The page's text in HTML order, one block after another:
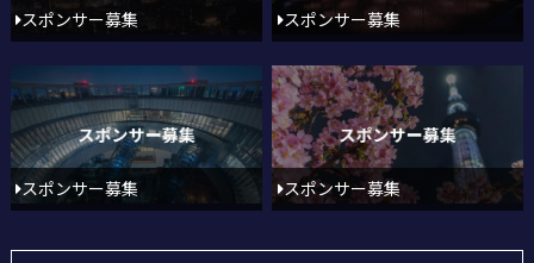
スポンサー募集 スポンサー募集
スポンサー募集 スポンサー募集